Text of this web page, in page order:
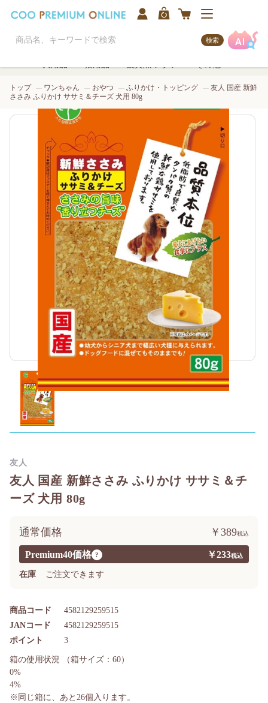
検索
トップ ワンちゃん おやつ ふりかけ・トッピング
友人 国産 新鮮
ささみ ふりかけ ササミ＆チーズ 犬用 80g
友人 国産 新鮮ささみ ふりかけ ササミ＆チ
ーズ 犬用 80g
Premium40価格 ? ￥233
通常価格 ￥389
在庫 ご注文できます
商品コード 4582129259515
ポイント 3
JANコード 4582129259515
友人
箱の使用状況
（箱サイズ：60）
0%
4%
※同じ箱に、あと 26個入ります。